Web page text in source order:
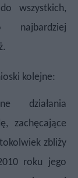
wszystkich,
kolejne:
działania
zachęcające
zbliży
roku jego